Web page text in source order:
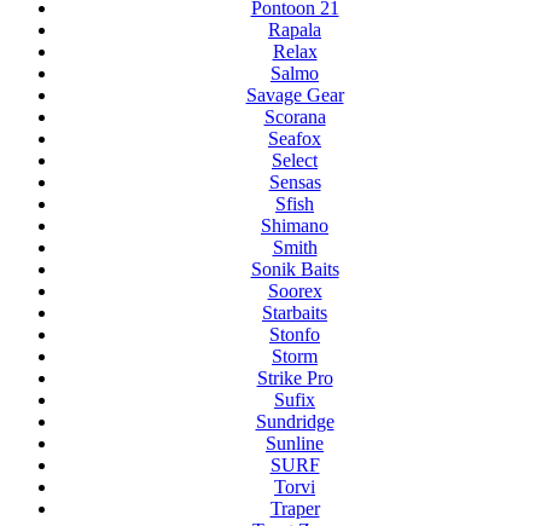
Pontoon 21
Rapala
Relax
Salmo
Savage Gear
Scorana
Seafox
Select
Sensas
Sfish
Shimano
Smith
Sonik Baits
Soorex
Starbaits
Stonfo
Storm
Strike Pro
Sufix
Sundridge
Sunline
SURF
Torvi
Traper